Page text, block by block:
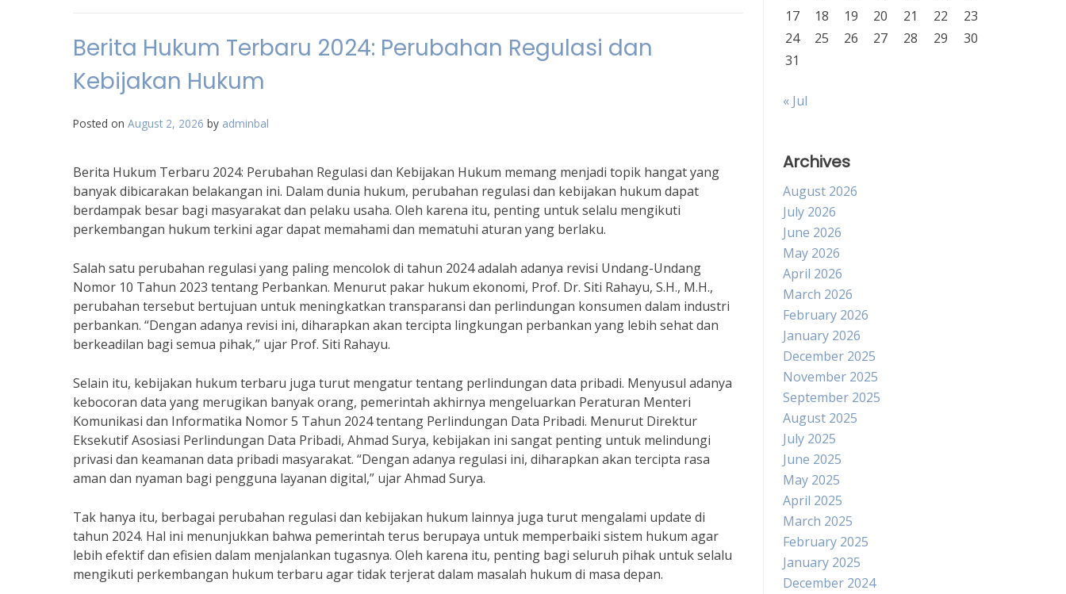
Berita Hukum Terbaru 2024: Perubahan Regulasi dan
Kebijakan Hukum
Posted on August 2, 2026 by adminbal
Berita Hukum Terbaru 2024: Perubahan Regulasi dan Kebijakan Hukum memang menjadi topik hangat yang
banyak dibicarakan belakangan ini. Dalam dunia hukum, perubahan regulasi dan kebijakan hukum dapat
berdampak besar bagi masyarakat dan pelaku usaha. Oleh karena itu, penting untuk selalu mengikuti
perkembangan hukum terkini agar dapat memahami dan mematuhi aturan yang berlaku.
Salah satu perubahan regulasi yang paling mencolok di tahun 2024 adalah adanya revisi Undang-Undang
Nomor 10 Tahun 2023 tentang Perbankan. Menurut pakar hukum ekonomi, Prof. Dr. Siti Rahayu, S.H., M.H.,
perubahan tersebut bertujuan untuk meningkatkan transparansi dan perlindungan konsumen dalam industri
perbankan. “Dengan adanya revisi ini, diharapkan akan tercipta lingkungan perbankan yang lebih sehat dan
berkeadilan bagi semua pihak,” ujar Prof. Siti Rahayu.
Selain itu, kebijakan hukum terbaru juga turut mengatur tentang perlindungan data pribadi. Menyusul adanya
kebocoran data yang merugikan banyak orang, pemerintah akhirnya mengeluarkan Peraturan Menteri
Komunikasi dan Informatika Nomor 5 Tahun 2024 tentang Perlindungan Data Pribadi. Menurut Direktur
Eksekutif Asosiasi Perlindungan Data Pribadi, Ahmad Surya, kebijakan ini sangat penting untuk melindungi
privasi dan keamanan data pribadi masyarakat. “Dengan adanya regulasi ini, diharapkan akan tercipta rasa
aman dan nyaman bagi pengguna layanan digital,” ujar Ahmad Surya.
Tak hanya itu, berbagai perubahan regulasi dan kebijakan hukum lainnya juga turut mengalami update di
tahun 2024. Hal ini menunjukkan bahwa pemerintah terus berupaya untuk memperbaiki sistem hukum agar
lebih efektif dan efisien dalam menjalankan tugasnya. Oleh karena itu, penting bagi seluruh pihak untuk selalu
mengikuti perkembangan hukum terbaru agar tidak terjerat dalam masalah hukum di masa depan.
17
18 19 20 21 22
23
24
25 26 27 28 29
30
31
« Jul
Archives
August 2026
July 2026
June 2026
May 2026
April 2026
March 2026
February 2026
January 2026
December 2025
November 2025
September 2025
August 2025
July 2025
June 2025
May 2025
April 2025
March 2025
February 2025
January 2025
December 2024